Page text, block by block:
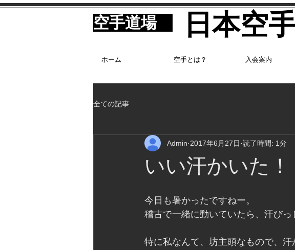
​空手道場 日本空
ホーム 空手とは？ 入会案内
全ての記事
いい汗かいた！
Admin 2017年6月27日 読了時間: 1分
今日も暑かったですねー。
稽古で一緒に動いていたら、汗びっ
特に私なんて、坊主頭なもので、